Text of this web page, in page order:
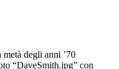
degli anni ’70
“DaveSmith.jpg” con